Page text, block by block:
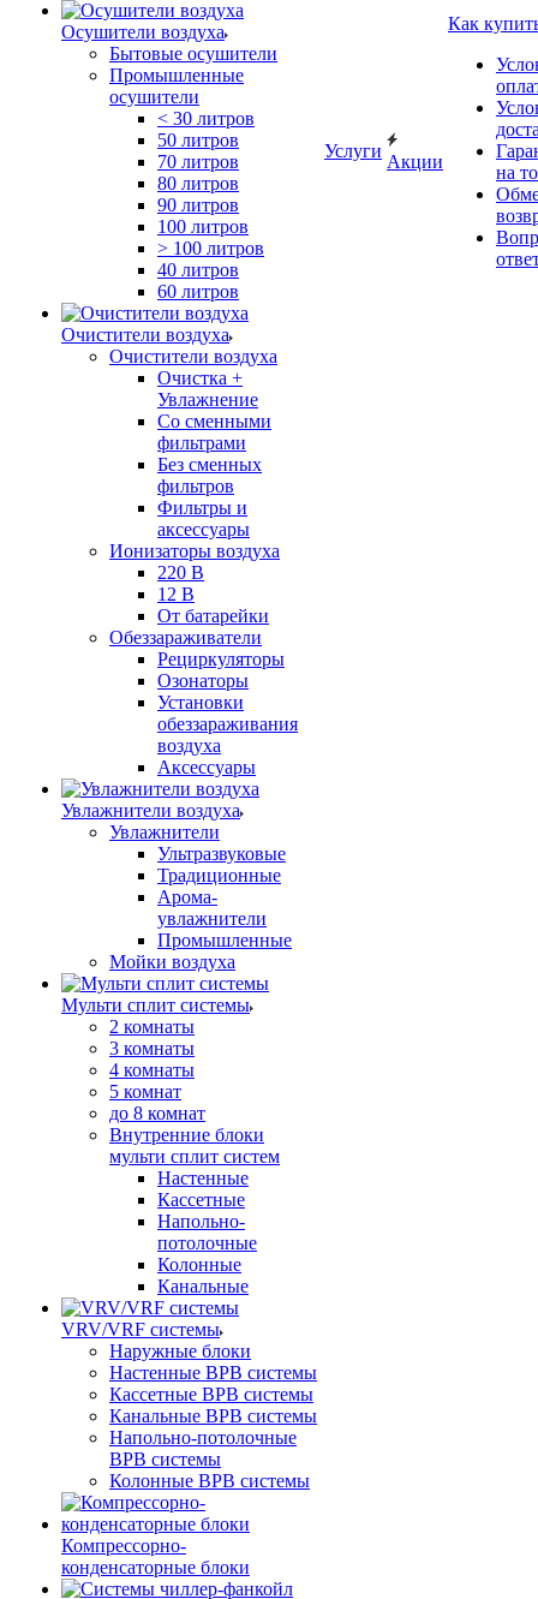
Осушители воздуха
Бытовые осушители
Промышленные
осушители
< 30 литров
50 литров
70 литров
80 литров
90 литров
100 литров
> 100 литров
40 литров
60 литров
Очистители воздуха
Очистители воздуха
Очистка +
Увлажнение
Cо сменными
фильтрами
Без сменных
фильтров
Фильтры и
аксессуары
Ионизаторы воздуха
220 В
12 В
От батарейки
Обеззараживатели
Рециркуляторы
Озонаторы
Установки
обеззараживания
воздуха
Аксессуары
Увлажнители воздуха
Увлажнители
Ультразвуковые
Традиционные
Арома-
увлажнители
Промышленные
Мойки воздуха
Мульти сплит системы
2 комнаты
3 комнаты
4 комнаты
5 комнат
до 8 комнат
Внутренние блоки
мульти сплит систем
Настенные
Кассетные
Напольно-
потолочные
Колонные
Канальные
VRV/VRF системы
Наружные блоки
Настенные ВРВ системы
Кассетные ВРВ системы
Канальные ВРВ системы
Напольно-потолочные
ВРВ системы
Колонные ВРВ системы
Компрессорно-
конденсаторные блоки
Услуги
Акции
Как
на